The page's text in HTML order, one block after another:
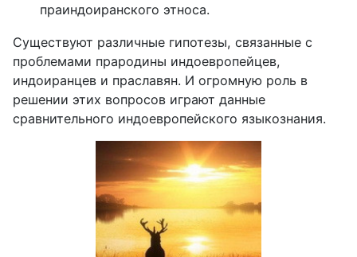
праиндоиранского этноса.
Существуют различные гипотезы, связанные с
проблемами прародины индоевропейцев,
индоиранцев и праславян. И огромную роль в
решении этих вопросов играют данные
сравнительного индоевропейского языкознания.